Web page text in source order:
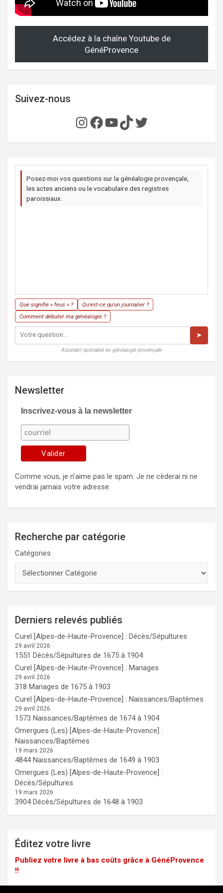
Accédez à la chaîne Youtube de
GénéProvence
Suivez-nous
Instagram
Facebook
YouTube
TikTok
Twitter
Posez-moi vos questions sur la généalogie provençale,
les actes anciens ou le vocabulaire des registres
paroissiaux.
Que signifie « feus » ?
Qu'est-ce qu'un journalier ?
Comment débuter ma généalogie ?
➤
Assistant spécialisé en généalogie provençale
Newsletter
Inscrivez-vous à la newsletter
Comme vous, je n'aime pas le spam. Je ne cèderai ni ne
vendrai jamais votre adresse.
Recherche par catégorie
Catégories
Derniers relevés publiés
Curel [Alpes-de-Haute-Provence] : Décès/Sépultures
29 avril 2026
1551 Décès/Sépultures de 1675 à 1904
Curel [Alpes-de-Haute-Provence] : Mariages
29 avril 2026
318 Mariages de 1675 à 1903
Curel [Alpes-de-Haute-Provence] : Naissances/Baptêmes
29 avril 2026
1573 Naissances/Baptêmes de 1674 à 1904
Omergues (Les) [Alpes-de-Haute-Provence] :
Naissances/Baptêmes
19 mars 2026
4844 Naissances/Baptêmes de 1649 à 1903
Omergues (Les) [Alpes-de-Haute-Provence] :
Décès/Sépultures
19 mars 2026
3904 Décès/Sépultures de 1648 à 1903
Éditez votre livre
Publiez votre livre à bas coûts grâce à GénéProvence
!!